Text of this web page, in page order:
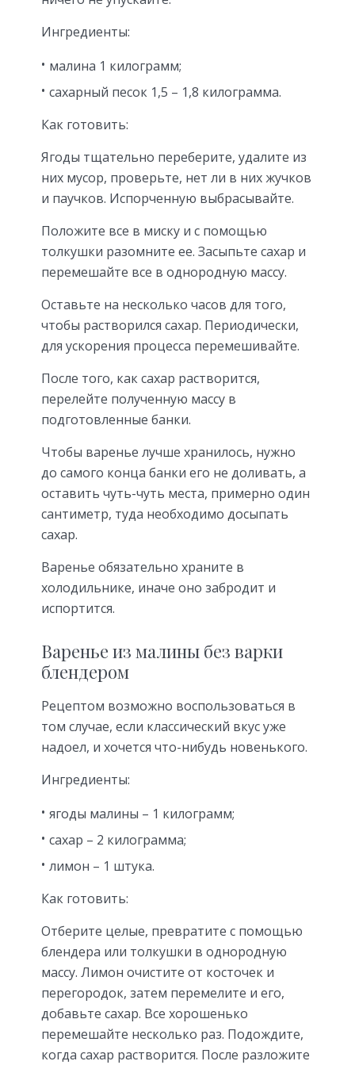
Ингредиенты:
малина 1 килограмм;
сахарный песок 1,5 – 1,8 килограмма.
Как готовить:
Ягоды тщательно переберите, удалите из
них мусор, проверьте, нет ли в них жучков
и паучков. Испорченную выбрасывайте.
Положите все в миску и с помощью
толкушки разомните ее. Засыпьте сахар и
перемешайте все в однородную массу.
Оставьте на несколько часов для того,
чтобы растворился сахар. Периодически,
для ускорения процесса перемешивайте.
После того, как сахар растворится,
перелейте полученную массу в
подготовленные банки.
Чтобы варенье лучше хранилось, нужно
до самого конца банки его не доливать, а
оставить чуть-чуть места, примерно один
сантиметр, туда необходимо досыпать
сахар.
Варенье обязательно храните в
холодильнике, иначе оно забродит и
испортится.
Варенье из малины без варки
блендером
Рецептом возможно воспользоваться в
том случае, если классический вкус уже
надоел, и хочется что-нибудь новенького.
Ингредиенты:
ягоды малины – 1 килограмм;
сахар – 2 килограмма;
лимон – 1 штука.
Как готовить:
Отберите целые, превратите с помощью
блендера или толкушки в однородную
массу. Лимон очистите от косточек и
перегородок, затем перемелите и его,
добавьте сахар. Все хорошенько
перемешайте несколько раз. Подождите,
когда сахар растворится. После разложите